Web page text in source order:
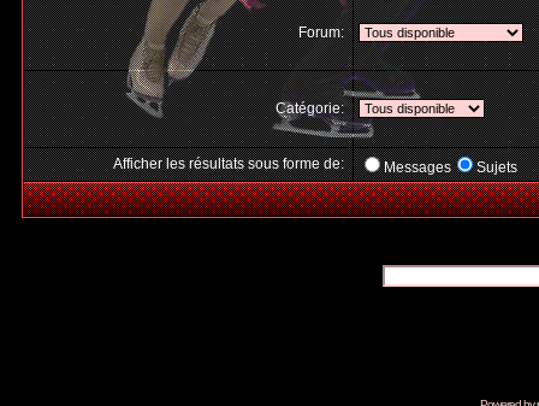
Forum:
Catégorie:
Afficher les résultats sous forme de: Messages Sujets